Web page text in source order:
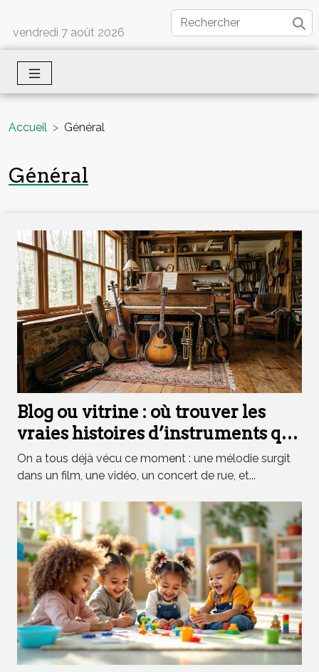
vendredi 7 août 2026
Accueil Général
Général
Blog ou vitrine : où trouver les
vraies histoires d’instruments qui
inspirent
On a tous déjà vécu ce moment : une mélodie surgit
dans un film, une vidéo, un concert de rue, et...